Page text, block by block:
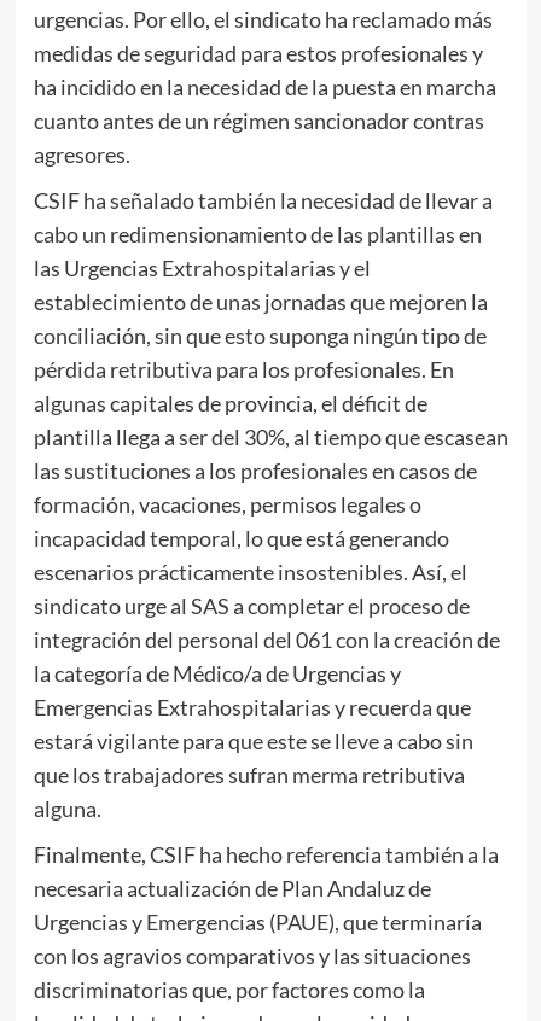
urgencias. Por ello, el sindicato ha reclamado más
medidas de seguridad para estos profesionales y
ha incidido en la necesidad de la puesta en marcha
cuanto antes de un régimen sancionador contras
agresores.
CSIF ha señalado también la necesidad de llevar a
cabo un redimensionamiento de las plantillas en
las Urgencias Extrahospitalarias y el
establecimiento de unas jornadas que mejoren la
conciliación, sin que esto suponga ningún tipo de
pérdida retributiva para los profesionales. En
algunas capitales de provincia, el déficit de
plantilla llega a ser del 30%, al tiempo que escasean
las sustituciones a los profesionales en casos de
formación, vacaciones, permisos legales o
incapacidad temporal, lo que está generando
escenarios prácticamente insostenibles. Así, el
sindicato urge al SAS a completar el proceso de
integración del personal del 061 con la creación de
la categoría de Médico/a de Urgencias y
Emergencias Extrahospitalarias y recuerda que
estará vigilante para que este se lleve a cabo sin
que los trabajadores sufran merma retributiva
alguna.
Finalmente, CSIF ha hecho referencia también a la
necesaria actualización de Plan Andaluz de
Urgencias y Emergencias (PAUE), que terminaría
con los agravios comparativos y las situaciones
discriminatorias que, por factores como la